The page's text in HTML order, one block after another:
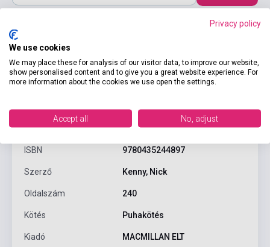
Termékjellemzők
ISBN 9780435244897
Szerző Kenny, Nick
Oldalszám 240
Kötés Puhakötés
Kiadó MACMILLAN ELT
Privacy policy
We use cookies
We may place these for analysis of our visitor data, to improve our website,
show personalised content and to give you a great website experience. For
more information about the cookies we use open the settings.
Accept all No, adjust